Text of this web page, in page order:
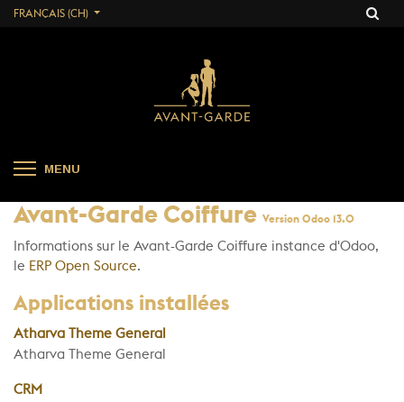
FRANÇAIS (CH)
MENU
Avant-Garde Coiffure Version Odoo 13.0
Informations sur le Avant-Garde Coiffure instance d'Odoo,
le ERP Open Source.
Applications installées
Atharva Theme General
Atharva Theme General
CRM